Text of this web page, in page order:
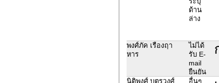
ด้าน
ล่าง
พงศ์ภัค เรืองฤา
หาร
ไม่ได้
รับ E-
mail
ยืนยัน
นิติพงศ์ บุตรวงศ์ อื่นๆ